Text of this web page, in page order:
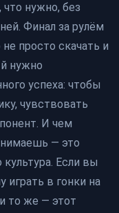
нужно, без
Финал за рулём
просто скачать и
нужно
успеха: чтобы
чувствовать
И чем
— это
Если вы
играть в гонки на
то же — этот